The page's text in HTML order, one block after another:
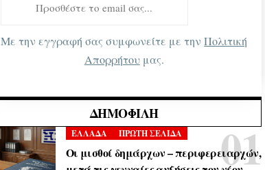
Με την εγγραφή σας συμφωνείτε με τηνΠολιτική
Απορρήτουμας.
ΔΗΜΟΦΙΛΉ
ΕΛΛΑΔΑ ΠΡΩΤΗ ΣΕΛΙΔΑ
Οι μισθοί δημάρχων – περιφερειαρχών,